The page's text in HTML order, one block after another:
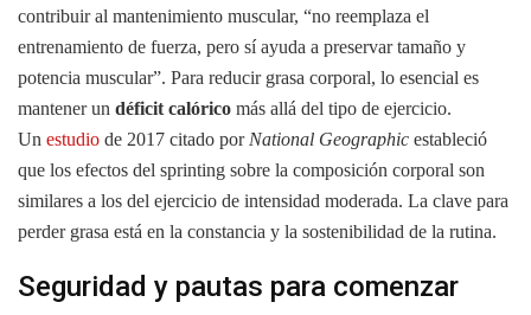
contribuir al mantenimiento muscular, “no reemplaza el
entrenamiento de fuerza, pero sí ayuda a preservar tamaño y
potencia muscular”. Para reducir grasa corporal, lo esencial es
mantener un déficit calórico más allá del tipo de ejercicio.
Un estudio de 2017 citado por National Geographic estableció
que los efectos del sprinting sobre la composición corporal son
similares a los del ejercicio de intensidad moderada. La clave para
perder grasa está en la constancia y la sostenibilidad de la rutina.
Seguridad y pautas para comenzar